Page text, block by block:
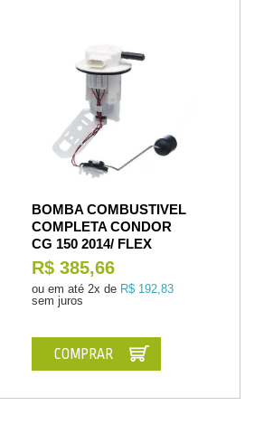
BOMBA COMBUSTIVEL
COMPLETA CONDOR
CG 150 2014/ FLEX
R$ 385,66
ou em até 2x de R$ 192,83
sem juros
COMPRAR